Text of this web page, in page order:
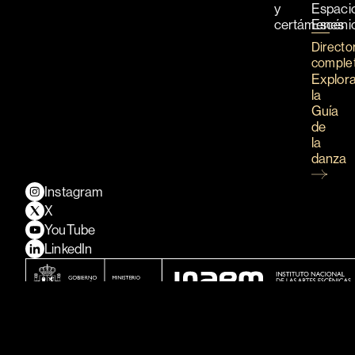
y
certámenes
la
Guía
de
la
danza
Instagram
X
YouTube
LinkedIn